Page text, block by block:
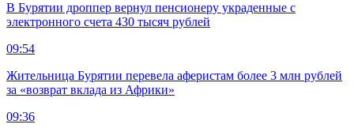
В Бурятии дроппер вернул пенсионеру украденные с
электронного счета 430 тысяч рублей
09:54
Жительница Бурятии перевела аферистам более 3 млн рублей
за «возврат вклада из Африки»
09:36